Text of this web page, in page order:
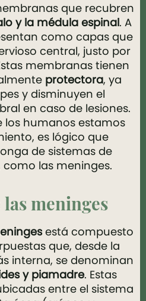
que recubren
y la médula espinal. A
como capas que
central, justo por
membranas tienen
protectora, ya
y disminuyen el
en caso de lesiones.
los humanos estamos
es lógico que
de sistemas de
las meninges.
meninges
está compuesto
que, desde la
interna, se denominan
y piamadre. Estas
entre el sistema